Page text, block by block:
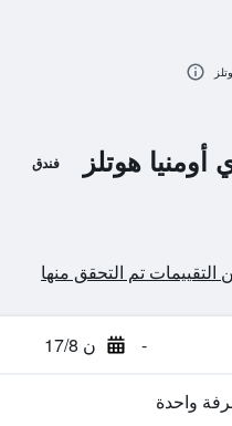
أومنيا هوتلز فندق
- ن 17/8